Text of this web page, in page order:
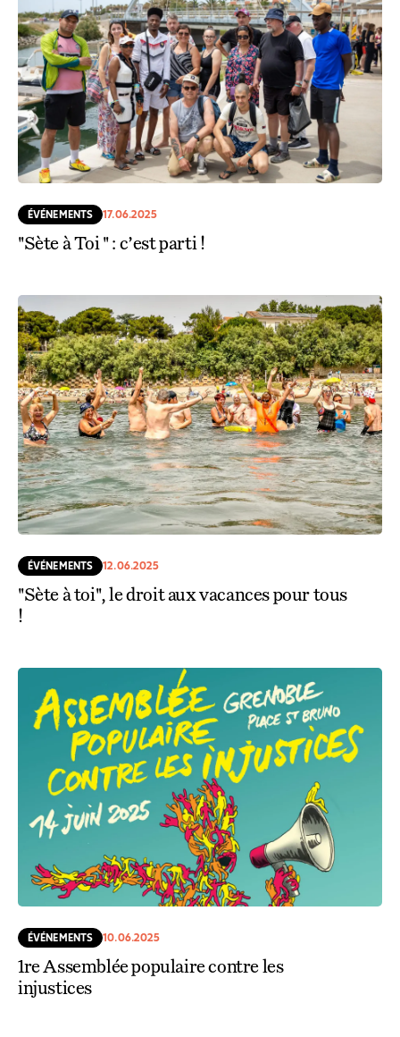
ÉVÉNEMENTS 17.06.2025
"Sète à Toi " : c’est parti !
ÉVÉNEMENTS 12.06.2025
"Sète à toi", le droit aux vacances pour tous
!
ÉVÉNEMENTS 10.06.2025
1re Assemblée populaire contre les
injustices